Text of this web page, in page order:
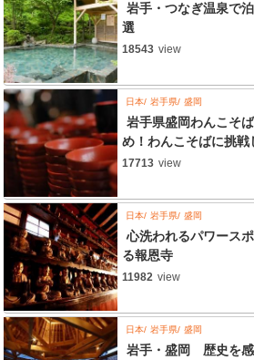
岩手・つなぎ温泉で
選
18543 view
日本 岩手県 盛岡
岩手県盛岡わんこそ
め！わんこそばに挑戦
17713 view
日本 岩手県 盛岡
心洗われるパワース
る報恩寺
11982 view
日本 岩手県 盛岡
岩手・盛岡 歴史を感